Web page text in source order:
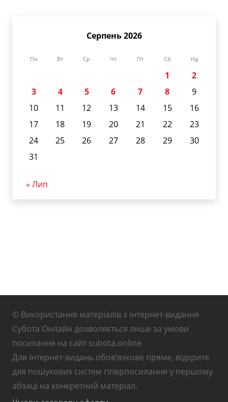
Серпень 2026
Пн Вт Ср Чт Пт Сб Нд
1
2
3
4 5 6 7 8
9
10
11 12 13 14 15
16
17
18 19 20 21 22
23
24
25 26 27 28 29
30
31
« Лип
© Використання матеріалів з інтернет-видання
Субота Онлайн дозволяється лише за умови
посилання на сайт subota.online
Для інтернет-видань обов’язкове пряме, відкрите
для пошукових систем гіперпосилання у першому
абзаці на конкретний матеріал.